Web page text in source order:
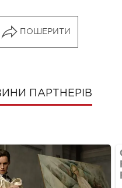
ПОШЕРИТИ
ПАРТНЕРІВ